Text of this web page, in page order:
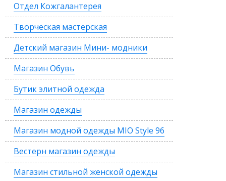
Отдел Кожгалантерея
Творческая мастерская
Детский магазин Мини- модники
Магазин Обувь
Бутик элитной одежда
Магазин одежды
Магазин модной одежды MIO Style 96
Вестерн магазин одежды
Магазин стильной женской одежды